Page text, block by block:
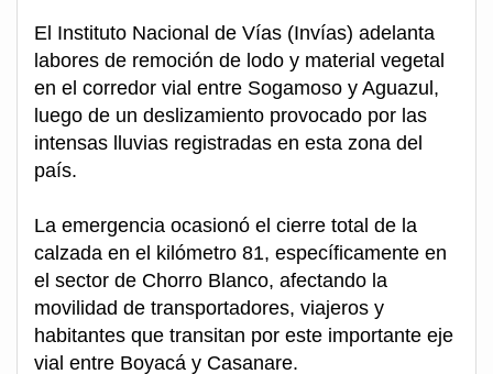
El Instituto Nacional de Vías (Invías) adelanta
labores de remoción de lodo y material vegetal
en el corredor vial entre Sogamoso y Aguazul,
luego de un deslizamiento provocado por las
intensas lluvias registradas en esta zona del
país.
La emergencia ocasionó el cierre total de la
calzada en el kilómetro 81, específicamente en
el sector de Chorro Blanco, afectando la
movilidad de transportadores, viajeros y
habitantes que transitan por este importante eje
vial entre Boyacá y Casanare.